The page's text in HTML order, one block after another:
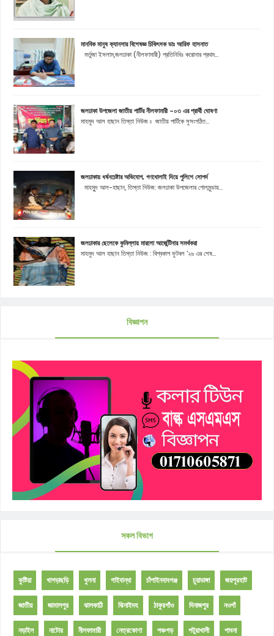
মানবিক মানুষ ক্যানসার বিশেষজ্ঞ চিকিৎসক ডাঃ আরিফ হাসনাত
মর্তুজা ইসলাম,জলঢাকা (নীলফামারী) প্রতিনিধিঃ করোনার প্রথম...
জলঢাকা উপজেলা জাতীয় পার্টির নীলফামারী -০৩ এর প্রার্থী ঘোষণা
মাহমুদ আল হাছান তিস্তা নিউজ ঃ জাতীয় পার্টিকে সুসংগঠিত...
জলঢাকায় ধর্ষনচেষ্টার অভিযোগ, গণধোলাই দিয়ে পুলিশে সোপর্দ
মাহমুূদ আল-হাছান, তিস্তা নিউজ: জলঢাকা উপজেলার গোলমুন্ডায়...
জলঢাকার ছেলেকে কুমিল্লায় মারলো আর্জেন্টিনার সমর্থকরা
মাহমুদ আল হাছান তিস্তা নিউজ : বিশ্বকাপ ফুটবল '২৬ এর শেষ...
বিজ্ঞাপন
সকল বিভাগ
কুষ্টিয়া খাগড়াছড়ি খুলনা গাইবান্ধা চাঁপাইনবাবগঞ্জ চুয়াডাঙ্গা জয়পুরহাট
জাতীয় জামালপুর ঝালকাঠি ঝিনাইদহ ঠাকুরগাঁও দিনাজপুর নওগাঁ
নড়াইল নাটোর নীলফামারী নেত্রকোণা পঞ্চগড় পটুয়াখালী পাবনা